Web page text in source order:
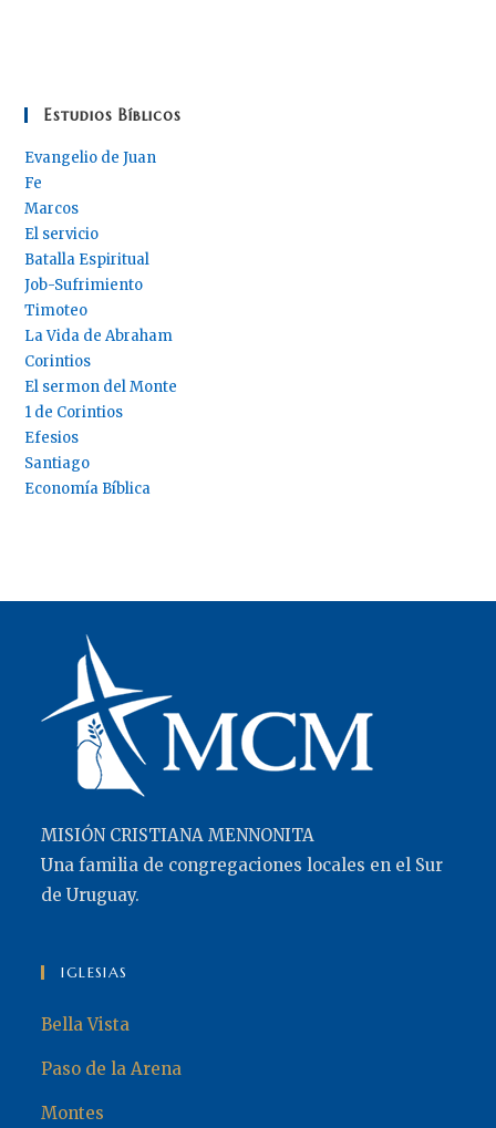
Estudios Bíblicos
Evangelio de Juan
Fe
Marcos
El servicio
Batalla Espiritual
Job-Sufrimiento
Timoteo
La Vida de Abraham
Corintios
El sermon del Monte
1 de Corintios
Efesios
Santiago
Economía Bíblica
MISIÓN CRISTIANA MENNONITA
Una familia de congregaciones locales en el Sur
de Uruguay.
IGLESIAS
Bella Vista
Paso de la Arena
Montes